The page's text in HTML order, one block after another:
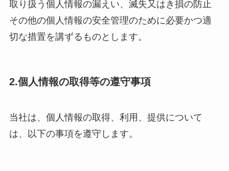
取り扱う個人情報の漏えい、滅失又はき損の防止
その他の個人情報の安全管理のために必要かつ適
切な措置を講ずるものとします。
2.個人情報の取得等の遵守事項
当社は、個人情報の取得、利用、提供について
は、以下の事項を遵守します。